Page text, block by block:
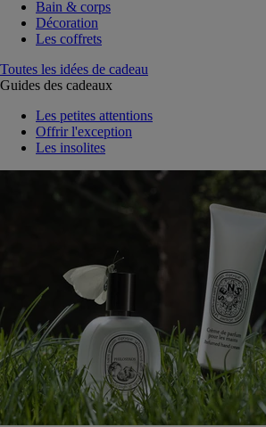
Bain & corps
Décoration
Les coffrets
Toutes les idées de cadeau
Guides des cadeaux
Les petites attentions
Offrir l'exception
Les insolites